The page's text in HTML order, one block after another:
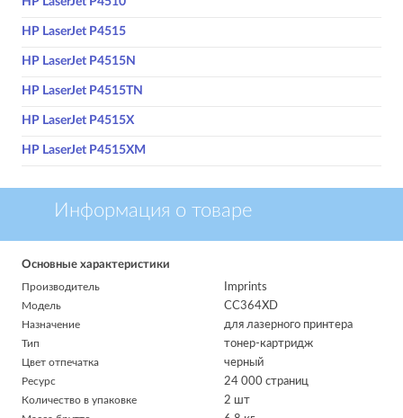
HP LaserJet P4515
HP LaserJet P4515N
HP LaserJet P4515TN
HP LaserJet P4515X
HP LaserJet P4515XM
Информация о товаре
Основные характеристики
Imprints
Производитель
CC364XD
Модель
для лазерного принтера
Назначение
тонер-картридж
Тип
черный
Цвет отпечатка
24 000 страниц
Ресурс
2 шт
Количество в упаковке